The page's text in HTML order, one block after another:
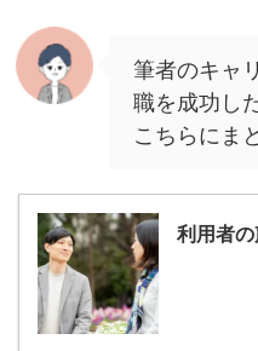
筆者のキャ
職を成功し
こちらにま
利用者